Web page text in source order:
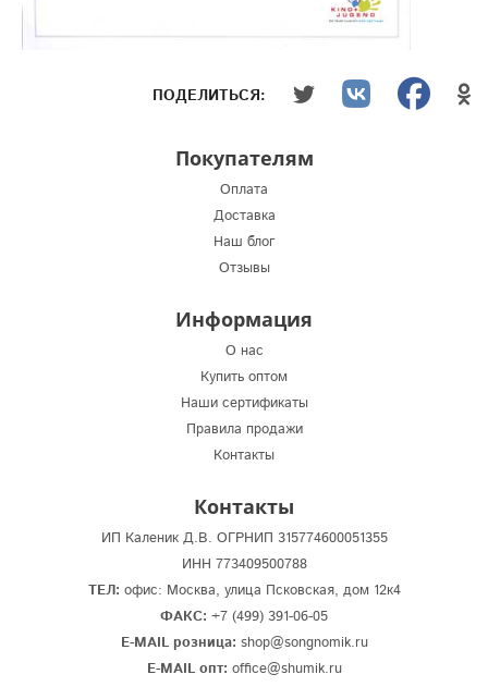
ПОДЕЛИТЬСЯ:
Покупателям
Оплата
Доставка
Наш блог
Отзывы
Информация
О нас
Купить оптом
Наши сертификаты
Правила продажи
Контакты
Контакты
ИП Каленик Д.В. ОГРНИП 315774600051355
ИНН 773409500788
ТЕЛ: офис: Москва, улица Псковская, дом 12к4
ФАКС: +7 (499) 391-06-05
E-MAIL розница: shop@songnomik.ru
E-MAIL опт: office@shumik.ru